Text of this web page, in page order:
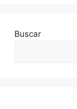
Buscar